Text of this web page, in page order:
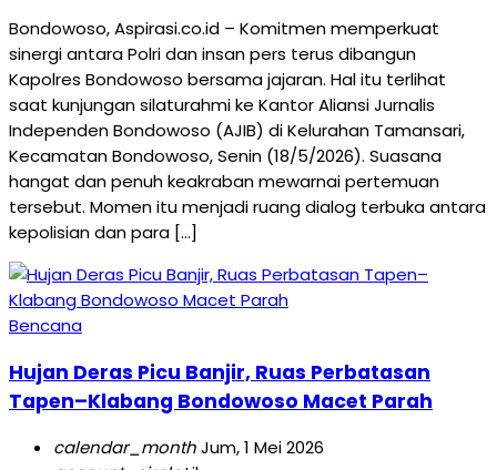
Bondowoso, Aspirasi.co.id – Komitmen memperkuat
sinergi antara Polri dan insan pers terus dibangun
Kapolres Bondowoso bersama jajaran. Hal itu terlihat
saat kunjungan silaturahmi ke Kantor Aliansi Jurnalis
Independen Bondowoso (AJIB) di Kelurahan Tamansari,
Kecamatan Bondowoso, Senin (18/5/2026). Suasana
hangat dan penuh keakraban mewarnai pertemuan
tersebut. Momen itu menjadi ruang dialog terbuka antara
kepolisian dan para […]
Bencana
Hujan Deras Picu Banjir, Ruas Perbatasan
Tapen–Klabang Bondowoso Macet Parah
calendar_monthJum, 1 Mei 2026